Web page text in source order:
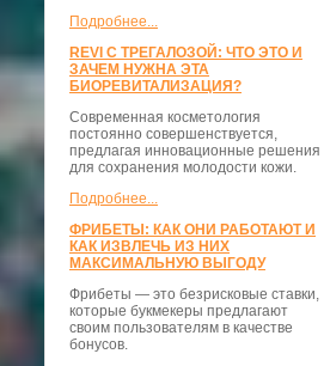
Подробнее...
REVI С ТРЕГАЛОЗОЙ: ЧТО ЭТО И
ЗАЧЕМ НУЖНА ЭТА
БИОРЕВИТАЛИЗАЦИЯ?
Современная косметология
постоянно совершенствуется,
предлагая инновационные решения
для сохранения молодости кожи.
Подробнее...
ФРИБЕТЫ: КАК ОНИ РАБОТАЮТ И
КАК ИЗВЛЕЧЬ ИЗ НИХ
МАКСИМАЛЬНУЮ ВЫГОДУ
Фрибеты — это безрисковые ставки,
которые букмекеры предлагают
своим пользователям в качестве
бонусов.